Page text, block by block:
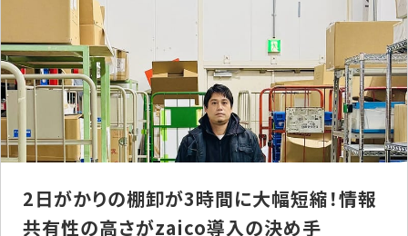
2日がかりの棚卸が3時間に大幅短縮！情報
共有性の高さがzaico導入の決め手